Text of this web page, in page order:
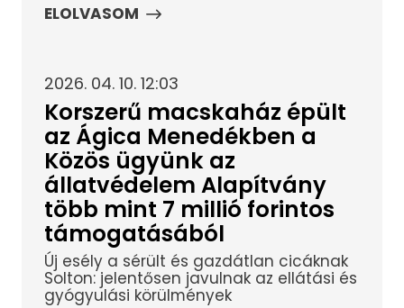
ELOLVASOM
2026. 04. 10. 12:03
Korszerű macskaház épült
az Ágica Menedékben a
Közös ügyünk az
állatvédelem Alapítvány
több mint 7 millió forintos
támogatásából
Új esély a sérült és gazdátlan cicáknak
Solton: jelentősen javulnak az ellátási és
gyógyulási körülmények